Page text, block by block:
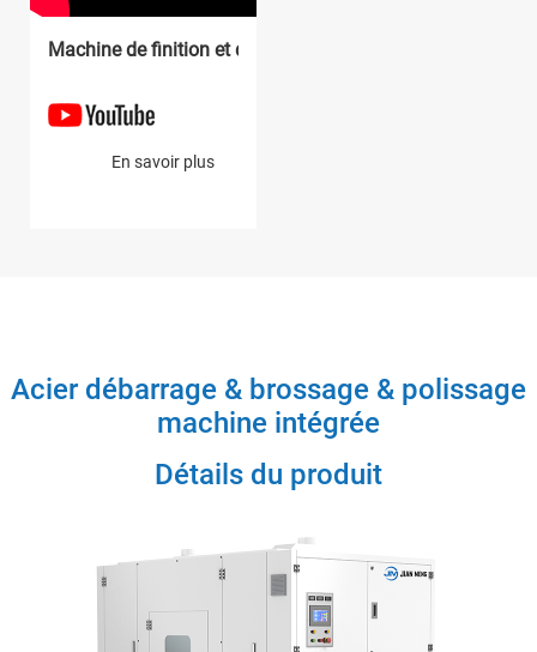
Machine de finition et de polissage de surface en acier au
En savoir plus
Acier débarrage & brossage & polissage
machine intégrée
Détails du produit